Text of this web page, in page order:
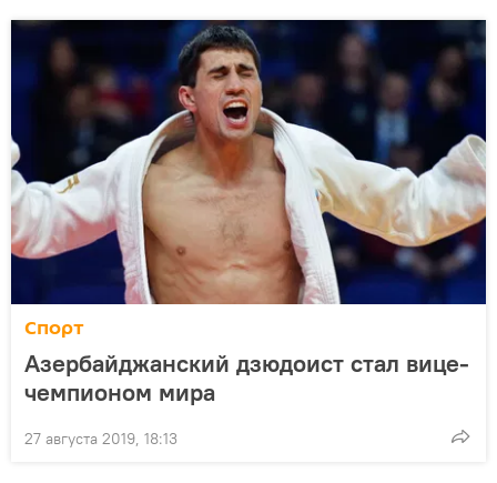
Спорт
Азербайджанский дзюдоист стал вице-
чемпионом мира
27 августа 2019, 18:13